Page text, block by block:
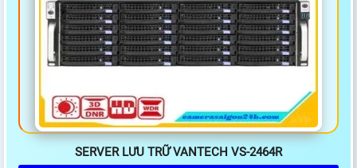
SERVER LƯU TRỮ VANTECH VS-2464R